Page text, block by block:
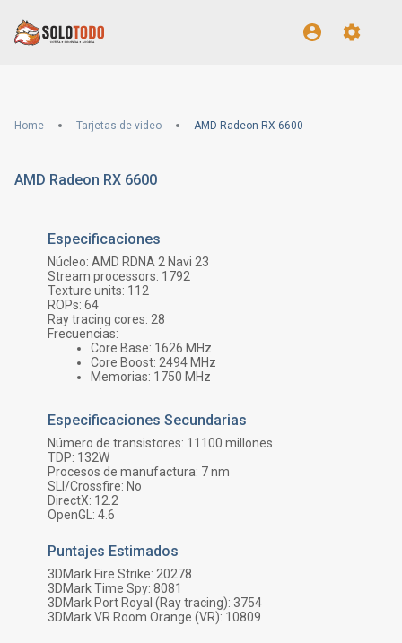
Home Tarjetas de video AMD Radeon RX 6600
AMD Radeon RX 6600
Especificaciones
Núcleo: AMD RDNA 2 Navi 23
Stream processors: 1792
Texture units: 112
ROPs: 64
Ray tracing cores: 28
Frecuencias:
Core Base: 1626 MHz
Core Boost: 2494MHz
Memorias: 1750 MHz
Especificaciones Secundarias
Número de transistores: 11100 millones
TDP: 132W
Procesos de manufactura: 7 nm
SLI/Crossfire: No
DirectX: 12.2
OpenGL: 4.6
Puntajes Estimados
3DMark Fire Strike: 20278
3DMark Time Spy: 8081
3DMark Port Royal (Ray tracing): 3754
3DMark VR Room Orange (VR): 10809